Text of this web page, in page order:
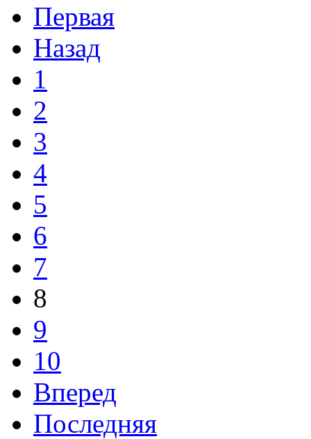
Первая
Назад
1
2
3
4
5
6
7
8
9
10
Вперед
Последняя